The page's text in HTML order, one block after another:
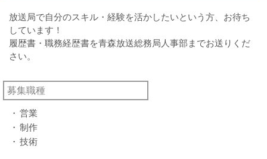
放送局で自分のスキル・経験を活かしたいという方、お待ち
しています！
履歴書・職務経歴書を青森放送総務局人事部までお送りくだ
さい。
募集職種
・ 営業
・ 制作
・ 技術